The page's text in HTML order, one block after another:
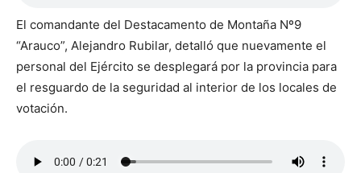
El comandante del Destacamento de Montaña Nº9
“Arauco”, Alejandro Rubilar, detalló que nuevamente el
personal del Ejército se desplegará por la provincia para
el resguardo de la seguridad al interior de los locales de
votación.